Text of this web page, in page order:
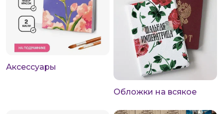
Аксессуары
Обложки на всякое